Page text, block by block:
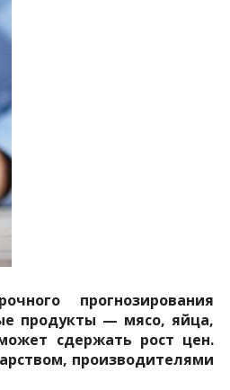
прогнозирования
продукты — мясо, яйца,
сдержать рост цен.
производителями